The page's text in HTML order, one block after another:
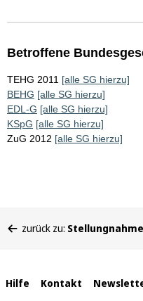
Betroffene
TEHG 2011 [alle SG hierzu]
BEHG [alle SG hierzu]
EDL-G [alle SG hierzu]
KSpG [alle SG hierzu]
ZuG 2012 [alle SG hierzu]
befinden
zurück zu:
Interne
Hilfe Kontakt